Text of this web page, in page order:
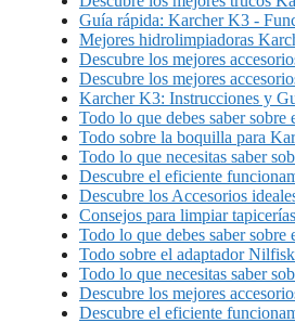
Guía rápida: Karcher K3 -
Mejores hidrolimpiadoras
Descubre los mejores
Descubre los mejores
Karcher K3: Instrucciones y
Todo lo que debes saber
Todo sobre la boquilla para
Todo lo que necesitas saber
Descubre el eficiente
Descubre los Accesorios
Consejos para limpiar
Todo lo que debes saber
Todo sobre el adaptador
Todo lo que necesitas saber
Descubre los mejores
Descubre el eficiente